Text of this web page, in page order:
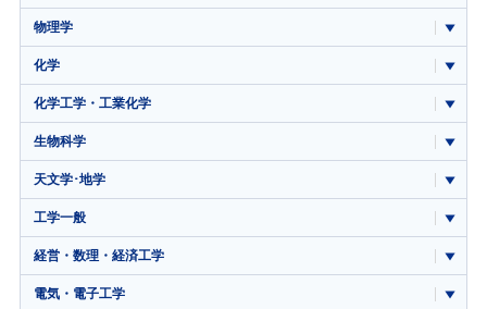
物理学
化学
化学工学・工業化学
生物科学
天文学･地学
工学一般
経営・数理・経済工学
電気・電子工学